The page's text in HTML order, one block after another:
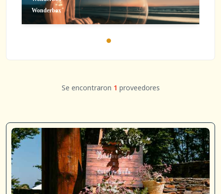
Wonderbox
Se encontraron 1 proveedores